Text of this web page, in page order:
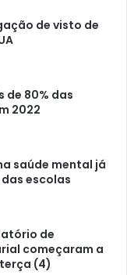
de visto de
de 80% das
2022
saúde mental já
escolas
de
começaram a
(4)